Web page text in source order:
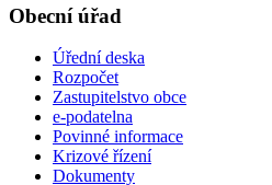
Obecní úřad
Úřední deska
Rozpočet
Zastupitelstvo obce
e-podatelna
Povinné informace
Krizové řízení
Dokumenty